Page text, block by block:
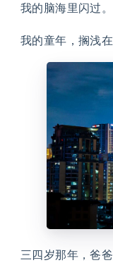
我的脑海里闪过。
我的童年，搁浅
三四岁那年，爸